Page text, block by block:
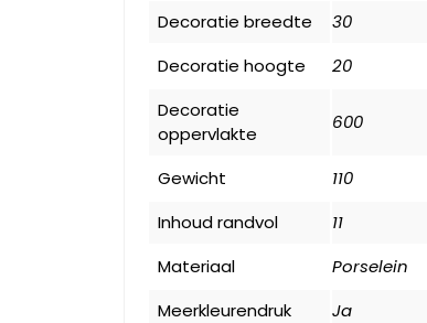
Decoratie breedte
30
Decoratie hoogte
20
Decoratie
oppervlakte
600
Gewicht
110
Inhoud randvol
11
Materiaal
Porselein
Meerkleurendruk
Ja